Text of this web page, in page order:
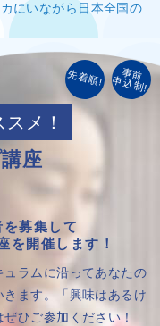
にいながら日本全国の
メ！
座
先着順! 事前
申込制!
募集して
を開催します！
ラムに沿ってあなたの
きます。 「興味はあるけ
ひご参加ください！